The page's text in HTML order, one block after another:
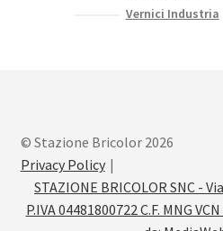
Vernici Industria
© Stazione Bricolor 2026
Privacy Policy
STAZIONE BRICOLOR SNC -
P.IVA 04481800722 C.F. MNG